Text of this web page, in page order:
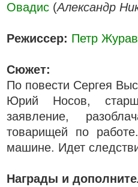
Овадис (Александр
Режиссер: Петр
Сюжет:
По повести Сергея
Юрий Носов,
заявление,
товарищей по
машине. Идет
Награды и